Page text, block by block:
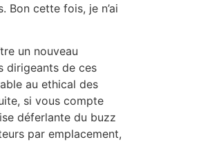
Bon cette fois, je n’ai
un nouveau
dirigeants de ces
au ethical des
si vous compte
déferlante du buzz
par emplacement,